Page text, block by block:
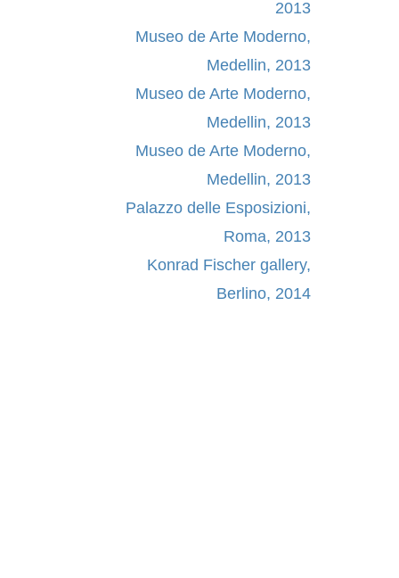
2013
Museo de Arte Moderno,
Medellin, 2013
Museo de Arte Moderno,
Medellin, 2013
Museo de Arte Moderno,
Medellin, 2013
Palazzo delle Esposizioni,
Roma, 2013
Konrad Fischer gallery,
Berlino, 2014